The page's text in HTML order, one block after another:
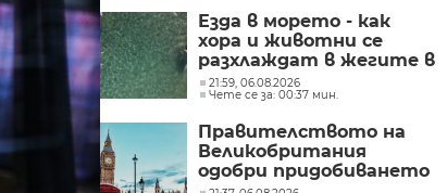
Езда в морето - как
хора и животни се
разхлаждат в жегите в
Хърватска
21:59, 06.08.2026
Чете се за: 00:37 мин.
Правителството на
Великобритания
одобри придобиването